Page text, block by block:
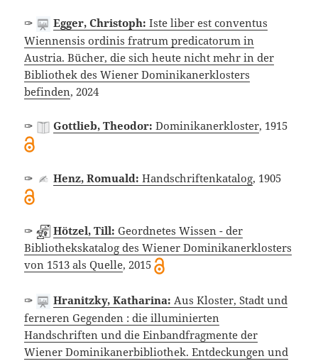
✑ Egger, Christoph:Iste liber est conventus
Wiennensis ordinis fratrum predicatorum in
Austria. Bücher, die sich heute nicht mehr in der
Bibliothek des Wiener Dominikanerklosters
befinden, 2024
✑ Gottlieb, Theodor:Dominikanerkloster, 1915
✑ Henz, Romuald:Handschriftenkatalog, 1905
✑ Hötzel, Till:Geordnetes Wissen - der
Bibliothekskatalog des Wiener Dominikanerklosters
von 1513 als Quelle, 2015
✑ Hranitzky, Katharina: Aus Kloster, Stadt und
ferneren Gegenden : die illuminierten
Handschriften und die Einbandfragmente der
Wiener Dominikanerbibliothek. Entdeckungen und